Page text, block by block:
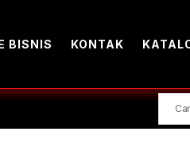
BISNIS KONTAK